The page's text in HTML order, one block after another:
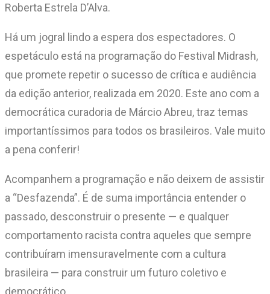
Roberta Estrela D’Alva.
Há um jogral lindo a espera dos espectadores. O
espetáculo está na programação do Festival Midrash,
que promete repetir o sucesso de crítica e audiência
da edição anterior, realizada em 2020. Este ano com a
democrática curadoria de Márcio Abreu, traz temas
importantíssimos para todos os brasileiros. Vale muito
a pena conferir!
Acompanhem a programação e não deixem de assistir
a “Desfazenda”. É de suma importância entender o
passado, desconstruir o presente — e qualquer
comportamento racista contra aqueles que sempre
contribuíram imensuravelmente com a cultura
brasileira — para construir um futuro coletivo e
democrático.